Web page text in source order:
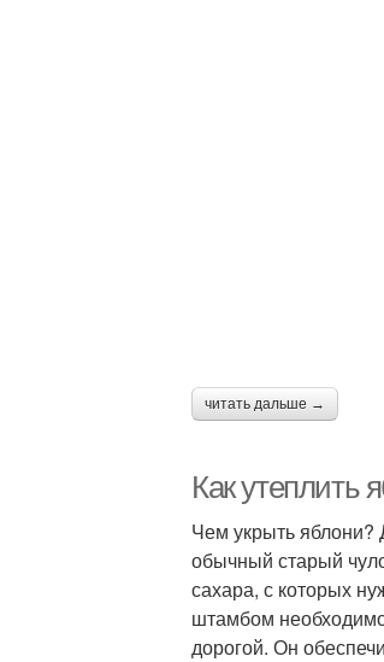
читать дальше →
Как утеплить
Чем укрыть яблони?
обычный старый
сахара, с которых
штамбом
дорогой. Он